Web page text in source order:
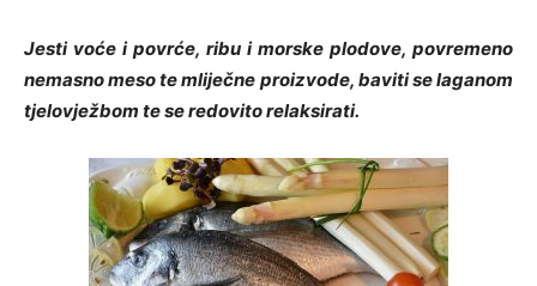
Jesti voće i povrće, ribu i morske plodove, povremeno
nemasno meso te mliječne proizvode, baviti se laganom
tjelovježbom te se redovito relaksirati.